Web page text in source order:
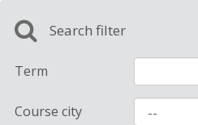
Search filter
Term
Course city